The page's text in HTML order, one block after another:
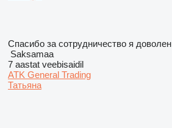
Спасибо за сотрудничество я доволен
Saksamaa
7 aastat veebisaidil
ATK General Trading
Татьяна